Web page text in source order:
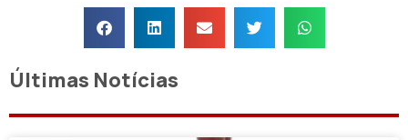
Últimas Notícias